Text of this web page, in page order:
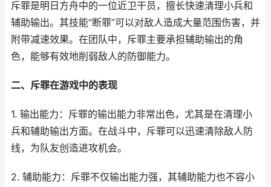
斥罪是明日方舟中的一位近卫干员，擅长快速清理小兵和
辅助输出。其技能“断罪”可以对敌人造成大量范围伤害，并
附带减速效果。在团队中，斥罪主要承担辅助输出的角
色，能够有效地削弱敌人的防御能力。
二、斥罪在游戏中的表现
1. 输出能力：斥罪的输出能力非常出色，尤其是在清理小
兵和辅助输出方面。在战斗中，斥罪可以迅速清除敌人防
线，为队友创造进攻机会。
2. 辅助能力：斥罪不仅输出能力强，其辅助能力也不容小